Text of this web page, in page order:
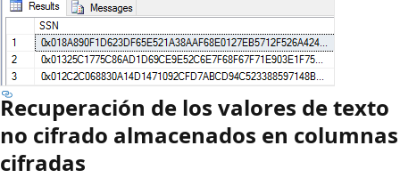
Recuperación de los valores de texto
no cifrado almacenados en columnas
cifradas